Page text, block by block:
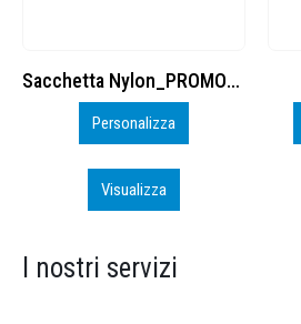
Cuffia Poliestere
Inizia a Personalizzare
Visualizza
I nostri servizi